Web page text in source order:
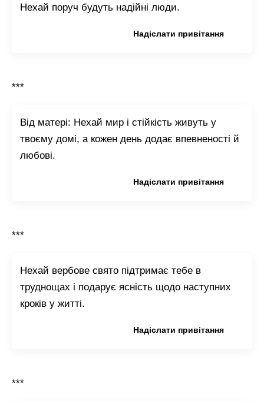
Нехай поруч будуть надійні люди.
Надіслати привітання
***
Від матері: Нехай мир і стійкість живуть у
твоєму домі, а кожен день додає впевненості й
любові.
Надіслати привітання
***
Нехай вербове свято підтримає тебе в
труднощах і подарує ясність щодо наступних
кроків у житті.
Надіслати привітання
***